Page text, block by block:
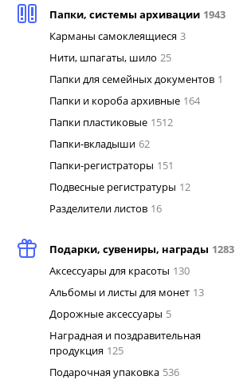
Папки, системы архивации 1943
Карманы самоклеящиеся 3
Нити, шпагаты, шило 25
Папки для семейных документов 1
Папки и короба архивные 164
Папки пластиковые 1512
Папки-вкладыши 62
Папки-регистраторы 151
Подвесные регистратуры 12
Разделители листов 16
Подарки, сувениры, награды 1283
Аксессуары для красоты 130
Альбомы и листы для монет 13
Дорожные аксессуары 5
Наградная и поздравительная
продукция 125
Подарочная упаковка 536